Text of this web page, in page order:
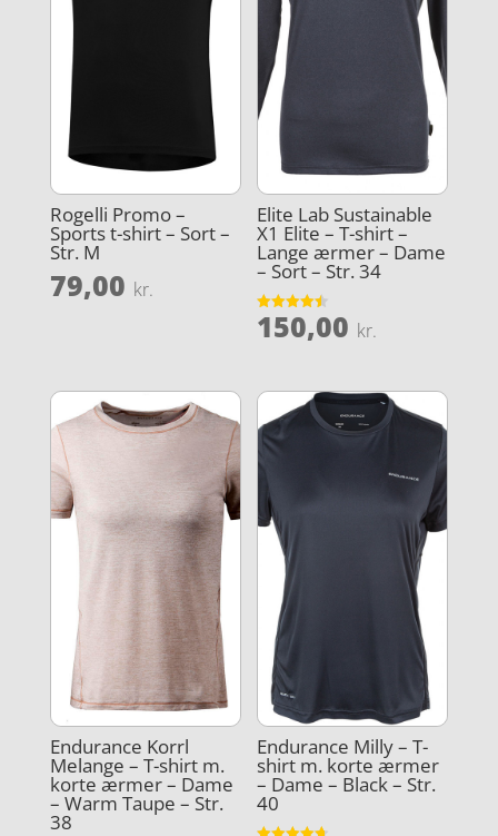
Rogelli Promo –
Sports t-shirt – Sort –
Str. M
79,00 kr.
Elite Lab Sustainable
X1 Elite – T-shirt –
Lange ærmer – Dame
– Sort – Str. 34
Vurderet
150,00 kr.
Endurance Korrl
Melange – T-shirt m.
korte ærmer – Dame
– Warm Taupe – Str.
38
Endurance Milly – T-
shirt m. korte ærmer
– Dame – Black – Str.
40